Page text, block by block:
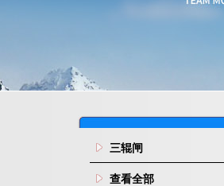
三辊闸
查看全部